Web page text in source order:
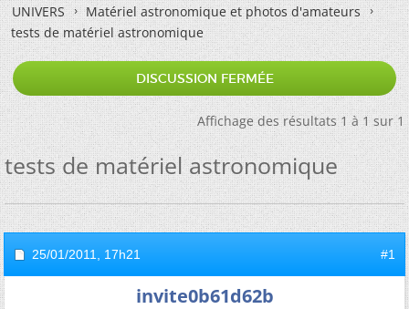
UNIVERS
Matériel astronomique et photos d'amateurs
tests de matériel astronomique
DISCUSSION FERMÉE
Affichage des résultats 1 à 1 sur 1
tests de matériel astronomique
25/01/2011, 17h21 #1
invite0b61d62b